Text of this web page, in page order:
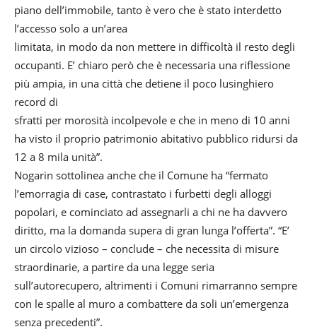
piano dell’immobile, tanto è vero che è stato interdetto
l’accesso solo a un’area
limitata, in modo da non mettere in difficoltà il resto degli
occupanti. E’ chiaro però che è necessaria una riflessione
più ampia, in una città che detiene il poco lusinghiero
record di
sfratti per morosità incolpevole e che in meno di 10 anni
ha visto il proprio patrimonio abitativo pubblico ridursi da
12 a 8 mila unità”.
Nogarin sottolinea anche che il Comune ha “fermato
l’emorragia di case, contrastato i furbetti degli alloggi
popolari, e cominciato ad assegnarli a chi ne ha davvero
diritto, ma la domanda supera di gran lunga l’offerta”. “E’
un circolo vizioso – conclude – che necessita di misure
straordinarie, a partire da una legge seria
sull’autorecupero, altrimenti i Comuni rimarranno sempre
con le spalle al muro a combattere da soli un’emergenza
senza precedenti”.